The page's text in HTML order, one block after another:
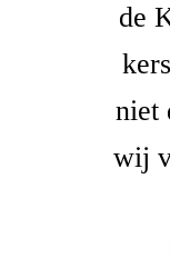
de
niet
wij